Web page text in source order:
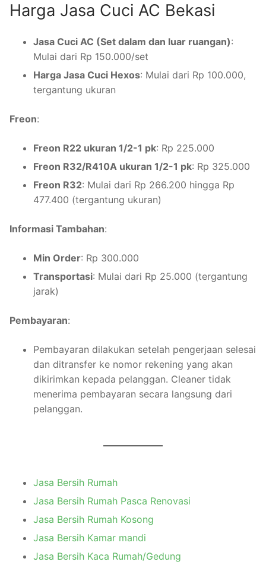
Harga Jasa Cuci AC Bekasi
Jasa Cuci AC (Set dalam dan luar ruangan):
Mulai dari Rp 150.000/set
Harga Jasa Cuci Hexos: Mulai dari Rp 100.000,
tergantung ukuran
Freon:
Freon R22 ukuran 1/2-1 pk: Rp 225.000
Freon R32/R410A ukuran 1/2-1 pk: Rp 325.000
Freon R32: Mulai dari Rp 266.200 hingga Rp
477.400 (tergantung ukuran)
Informasi Tambahan:
Min Order: Rp 300.000
Transportasi: Mulai dari Rp 25.000 (tergantung
jarak)
Pembayaran:
Pembayaran dilakukan setelah pengerjaan selesai
dan ditransfer ke nomor rekening yang akan
dikirimkan kepada pelanggan. Cleaner tidak
menerima pembayaran secara langsung dari
pelanggan.
Jasa Bersih Rumah
Jasa Bersih Rumah Pasca Renovasi
Jasa Bersih Rumah Kosong
Jasa Bersih Kamar mandi
Jasa Bersih Kaca Rumah/Gedung